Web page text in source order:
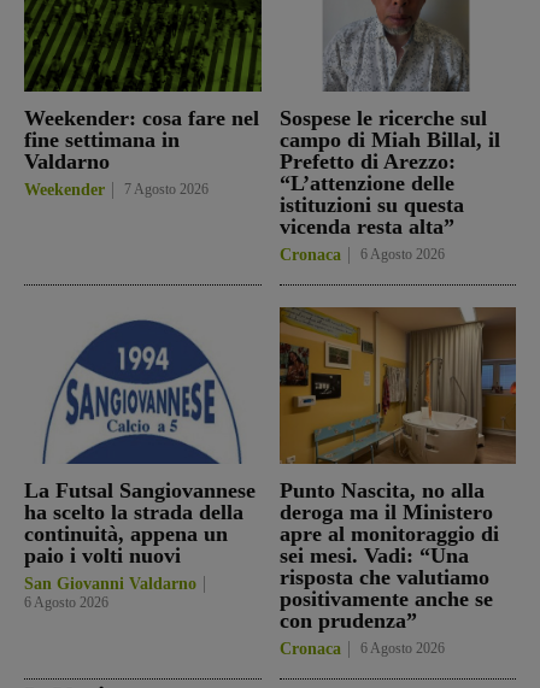
Weekender: cosa fare nel
fine settimana in
Valdarno
Weekender 7 Agosto 2026
Sospese le ricerche sul
campo di Miah Billal, il
Prefetto di Arezzo:
“L’attenzione delle
istituzioni su questa
vicenda resta alta”
Cronaca 6 Agosto 2026
La Futsal Sangiovannese
ha scelto la strada della
continuità, appena un
paio i volti nuovi
San Giovanni Valdarno
6 Agosto 2026
Punto Nascita, no alla
deroga ma il Ministero
apre al monitoraggio di
sei mesi. Vadi: “Una
risposta che valutiamo
positivamente anche se
con prudenza”
Cronaca 6 Agosto 2026